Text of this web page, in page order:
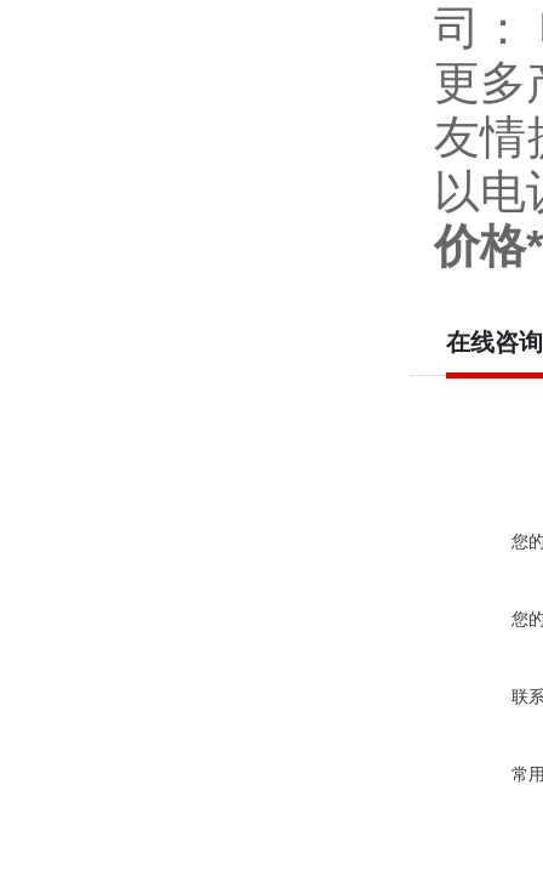
司：
更多
友情
以电
价格
在线咨询
您
您
联
常